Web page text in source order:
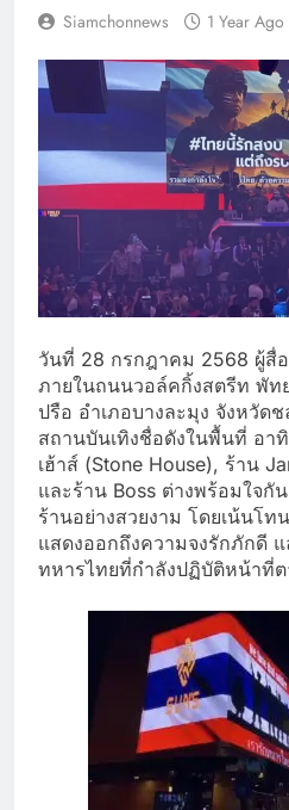
Siamchonnews 1 Year Ago
วันที่ 28 กรกฎาคม 2568 ผู้สื่
ภายในถนนวอล์คกิ้งสตรีท พัท
ปรือ อำเภอบางละมุง จังหวัด
สถานบันเทิงชื่อดังในพื้นที่ อา
เฮ้าส์ (Stone House), ร้าน
และร้าน Boss ต่างพร้อมใจกั
ร้านอย่างสวยงาม โดยเน้นโท
แสดงออกถึงความจงรักภักดี
ทหารไทยที่กำลังปฏิบัติหน้าที่